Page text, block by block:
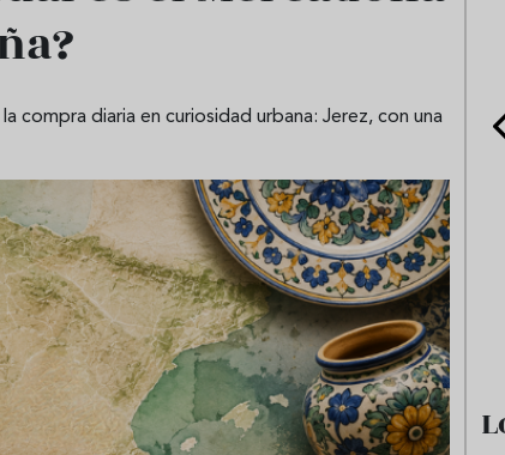
í
compra diaria en curiosidad urbana: Jerez, con una
de la lasaña?
de la
Ni sangría ni tinto de verano:
aprende a preparar granizado
de vino especiado